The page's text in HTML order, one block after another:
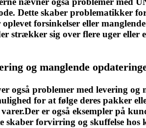
Dette skaber problematikker
forsinkelser eller
strækker sig over flere uger eller
og manglende
også problemer med levering og
for at følge deres pakker
varer.Der er også eksempler på
skaber forvirring og skuffelse hos